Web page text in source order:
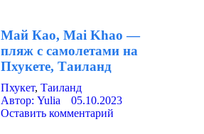
Май Као, Mai Khao —
пляж с самолетами на
Пхукете, Таиланд
Пхукет, Таиланд
Автор: Yulia
05.10.2023
Оставить комментарий